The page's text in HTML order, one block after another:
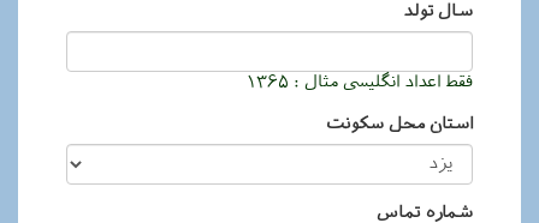
سال تولد
فقط اعداد انگلیسی مثال : 1365
استان محل سکونت
شماره تماس